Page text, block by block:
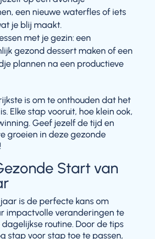
een nieuwe waterfles of iets
je blij maakt.
met je gezin: een
gezond dessert maken of een
plannen na een productieve
is om te onthouden dat het
Elke stap vooruit, hoe klein ook,
Geef jezelf de tijd en
groeien in deze gezonde
Start van
is de perfecte kans om
impactvolle veranderingen te
routine. Door de tips
stap voor stap toe te passen,